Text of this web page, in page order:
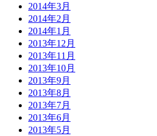
2014年3月
2014年2月
2014年1月
2013年12月
2013年11月
2013年10月
2013年9月
2013年8月
2013年7月
2013年6月
2013年5月